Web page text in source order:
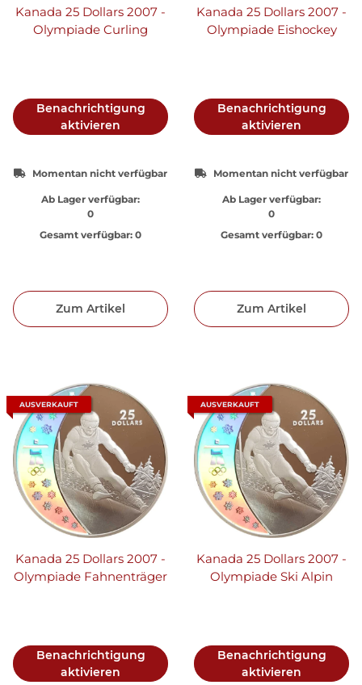
Kanada 25 Dollars 2007 -
Olympiade Curling
Benachrichtigung
aktivieren
Momentan nicht verfügbar
Ab Lager verfügbar:
0
Gesamt verfügbar: 0
Zum Artikel
Kanada 25 Dollars 2007 -
Olympiade Eishockey
Benachrichtigung
aktivieren
Momentan nicht verfügbar
Ab Lager verfügbar:
0
Gesamt verfügbar: 0
Zum Artikel
AUSVERKAUFT
Kanada 25 Dollars 2007 -
Olympiade Fahnenträger
Benachrichtigung
aktivieren
AUSVERKAUFT
Kanada 25 Dollars 2007 -
Olympiade Ski Alpin
Benachrichtigung
aktivieren